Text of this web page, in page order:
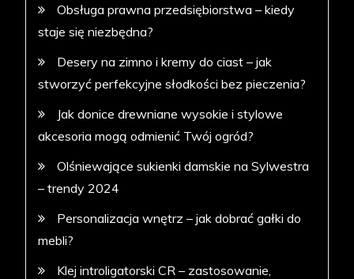
Obsługa prawna przedsiębiorstwa – kiedy
staje się niezbędna?
Desery na zimno i kremy do ciast – jak
stworzyć perfekcyjne słodkości bez pieczenia?
Jak donice drewniane wysokie i stylowe
akcesoria mogą odmienić Twój ogród?
Olśniewające sukienki damskie na Sylwestra
– trendy 2024
Personalizacja wnętrz – jak dobrać gałki do
mebli?
Klej introligatorski CR – zastosowanie,